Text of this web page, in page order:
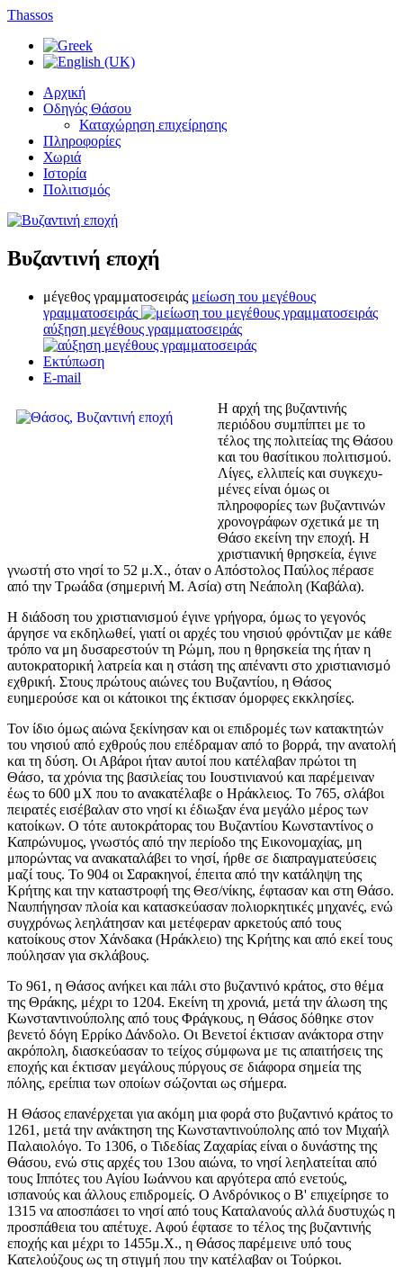
Thassos
Αρχική
Οδηγός Θάσου
Καταχώρηση επιχείρησης
Πληροφορίες
Χωριά
Ιστορία
Πολιτισμός
Βυζαντινή εποχή
μέγεθος γραμματοσειράς μείωση του μεγέθους
γραμματοσειράς
αύξηση μεγέθους γραμματοσειράς
Εκτύπωση
E-mail
Η αρχή της βυζαντινής
περιόδου συμπίπτει με το
τέλος της πολιτείας της Θάσου
και του θασίτικου πολιτισμού.
Λίγες, ελλιπείς και συγκεχυ­
μένες είναι όμως οι
πληροφορίες των βυζαντινών
χρονογράφων σχετικά με τη
Θάσο εκείνη την εποχή. Η
χριστιανική θρησκεία, έγινε
γνωστή στο νησί το 52 μ.Χ., όταν ο Απόστολος Παύλος πέρασε
από την Τρωάδα (σημερινή Μ. Ασία) στη Νεάπολη (Καβάλα).
Η διάδοση του χριστιανισμού έγινε γρήγορα, όμως το γεγονός
άργησε να εκδηλωθεί, γιατί οι αρχές του νησιού φρόντιζαν με κάθε
τρόπο να μη δυσαρεστούν τη Ρώμη, που η θρησκεία της ήταν η
αυτοκρατορική λατρεία και η στάση της απέναντι στο χριστιανισμό
εχθρική. Στους πρώτους αιώνες του Βυζαντίου, η Θάσος
ευημερούσε και οι κάτοικοι της έκτισαν όμορφες εκκλησίες.
Τον ίδιο όμως αιώνα ξεκίνησαν και οι επιδρομές των κατακτητών
του νησιού από εχθρούς που επέδραμαν από το βορρά, την ανατολή
και τη δύση. Οι Αβάροι ήταν αυτοί που κατέλαβαν πρώτοι τη
Θάσο, τα χρόνια της βασιλείας του Ιουστινιανού και παρέμειναν
έως το 600 μΧ που το ανακατέλαβε ο Ηράκλειος. Το 765, σλάβοι
πειρατές εισέβαλαν στο νησί κι έδιωξαν ένα μεγάλο μέρος των
κατοίκων. Ο τότε αυτοκράτορας του Βυζαντίου Κωνσταντίνος ο
Καπρώνυμος, γνωστός από την περίοδο της Εικονομαχίας, μη
μπορώντας να ανακαταλάβει το νησί, ήρθε σε διαπραγματεύσεις
μαζί τους. Το 904 οι Σαρακηνοί, έπειτα από την κατάληψη της
Κρήτης και την καταστροφή της Θεσ/νίκης, έφτασαν και στη Θάσο.
Ναυπήγησαν πλοία και κατασκεύασαν πολιορκητικές μηχανές, ενώ
συγχρόνως λεηλάτησαν και μετέφεραν αρκετούς από τους
κατοίκους στον Χάνδακα (Ηράκλειο) της Κρήτης και από εκεί τους
πούλησαν για σκλάβους.
Το 961, η Θάσος ανήκει και πάλι στο βυζαντινό κράτος, στο θέμα
της Θράκης, μέχρι το 1204. Εκείνη τη χρονιά, μετά την άλωση της
Κωνσταντινούπολης από τους Φράγκους, η Θάσος δόθηκε στον
βενετό δόγη Ερρίκο Δάνδολο. Οι Βενετοί έκτισαν ανάκτορα στην
ακρόπολη, διασκεύασαν το τείχος σύμφωνα με τις απαιτήσεις της
εποχής και έκτισαν μεγάλους πύργους σε διάφορα σημεία της
πόλης, ερείπια των οποίων σώζονται ως σήμερα.
Η Θάσος επανέρχεται για ακόμη μια φορά στο βυζαντινό κράτος το
1261, μετά την ανάκτηση της Κωνσταντινούπολης από τον Μιχαήλ
Παλαιολόγο. Το 1306, ο Τιδεδίας Ζαχαρίας είναι ο δυνάστης της
Θάσου, ενώ στις αρχές του 13ου αιώνα, το νησί λεηλατείται από
τους Ιππότες του Αγίου Ιωάννου και αργότερα από ενετούς,
ισπανούς και άλλους επιδρομείς. Ο Ανδρόνικος ο Β' επιχείρησε το
1315 να αποσπάσει το νησί από τους Καταλανούς αλλά δυστυχώς η
προσπάθεια του απέτυχε. Αφού έφτασε το τέλος της βυζαντινής
εποχής και μέχρι το 1455μ.Χ., η Θάσος παρέμεινε υπό τους
Κατελούζους ως τη στιγμή που την κατέλαβαν οι Τούρκοι.